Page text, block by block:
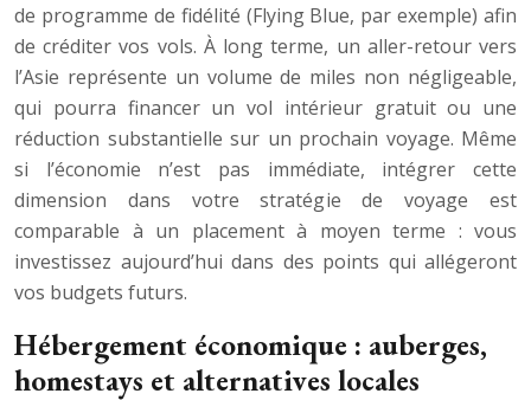
de programme de fidélité (Flying Blue, par exemple) afin
de créditer vos vols. À long terme, un aller-retour vers
l’Asie représente un volume de miles non négligeable,
qui pourra financer un vol intérieur gratuit ou une
réduction substantielle sur un prochain voyage. Même
si l’économie n’est pas immédiate, intégrer cette
dimension dans votre stratégie de voyage est
comparable à un placement à moyen terme : vous
investissez aujourd’hui dans des points qui allégeront
vos budgets futurs.
Hébergement économique : auberges,
homestays et alternatives locales